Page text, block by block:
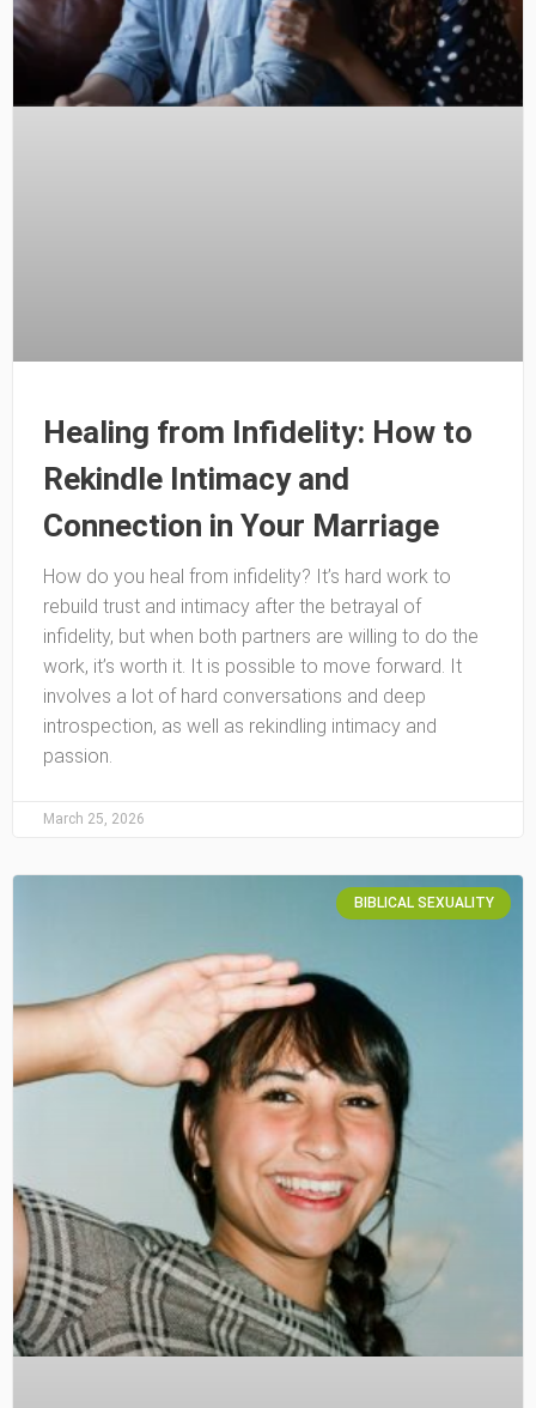
Healing from Infidelity: How to
Rekindle Intimacy and
Connection in Your Marriage
How do you heal from infidelity? It’s hard work to
rebuild trust and intimacy after the betrayal of
infidelity, but when both partners are willing to do the
work, it’s worth it. It is possible to move forward. It
involves a lot of hard conversations and deep
introspection, as well as rekindling intimacy and
passion.
March 25, 2026
BIBLICAL SEXUALITY